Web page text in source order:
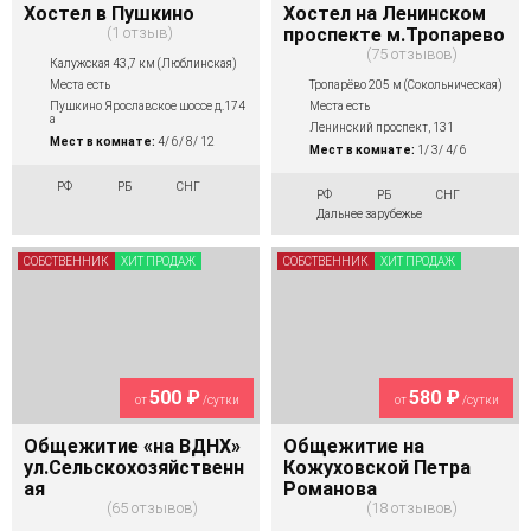
Хостел в Пушкино
1 отзыв
Калужская 43,7 км (Люблинская)
Места есть
Пушкино Ярославское шоссе д.174
а
Мест в комнате: 4/ 6/ 8/ 12
РФ РБ СНГ
Хостел на Ленинском
проспекте м.Тропарево
75 отзывов
Тропарёво 205 м (Сокольническая)
Места есть
Ленинский проспект, 131
Мест в комнате: 1/ 3/ 4/ 6
РФ РБ
СНГ
Дальнее зарубежье
от500 ₽/сутки
Общежитие «на ВДНХ»
ул.Сельскохозяйственн
ая
65 отзывов
СОБСТВЕННИК ХИТ ПРОДАЖ
от580 ₽/сутки
Общежитие на
Кожуховской Петра
Романова
18 отзывов
СОБСТВЕННИК ХИТ ПРОДАЖ